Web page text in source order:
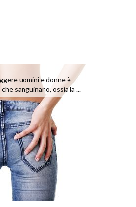
uomini e donne è
sanguinano, ossia la ...